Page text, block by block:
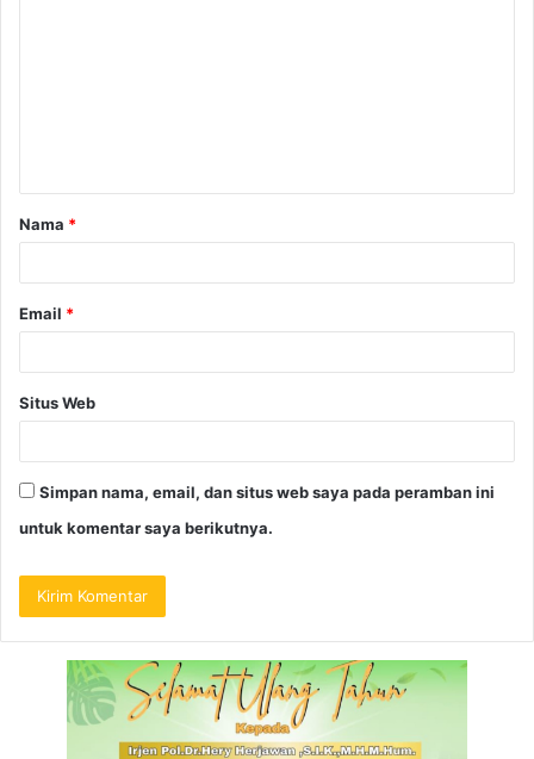
Nama *
Email *
Situs Web
Simpan nama, email, dan situs web saya pada peramban ini
untuk komentar saya berikutnya.